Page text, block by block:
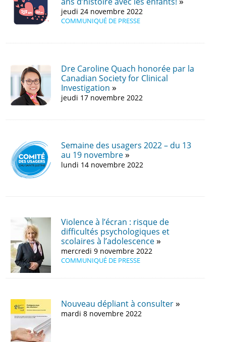
jeudi 24 novembre 2022
COMMUNIQUÉ DE PRESSE
Dre Caroline Quach honorée par la
Canadian Society for Clinical
Investigation
jeudi 17 novembre 2022
Semaine des usagers 2022 – du 13
au 19 novembre
lundi 14 novembre 2022
Violence à l’écran : risque de
difficultés psychologiques et
scolaires à l’adolescence
mercredi 9 novembre 2022
COMMUNIQUÉ DE PRESSE
Nouveau dépliant à consulter
mardi 8 novembre 2022